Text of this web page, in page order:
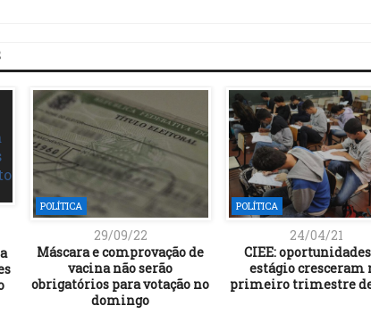
POLÍTICA
29/09/22
Máscara e comprovação de
vacina não serão
obrigatórios para votação no
domingo
POLÍTICA
24/04/21
CIEE:
estágio cresceram
primeiro trimestre de